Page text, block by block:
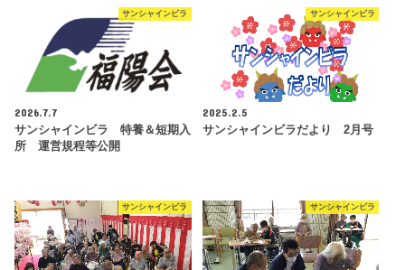
サンシャインビラ
2026.7.7
サンシャインビラ 特養＆短期入
所 運営規程等公開
サンシャインビラ
2025.2.5
サンシャインビラだより 2月号
サンシャインビラ サンシャインビラ